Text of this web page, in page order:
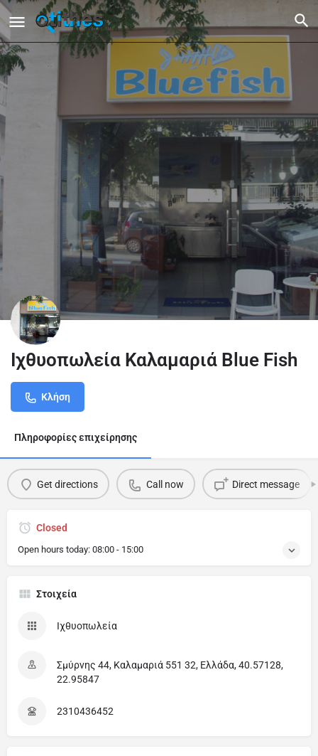
Ιχθυοπωλεία Καλαμαριά Blue Fish
Κλήση
Πληροφορίες επιχείρησης
Get directions Call now Direct message
Closed
Open hours today: 08:00 - 15:00
Στοιχεία
Ιχθυοπωλεία
Σμύρνης 44, Καλαμαριά 551 32, Ελλάδα, 40.57128,
22.95847
2310436452